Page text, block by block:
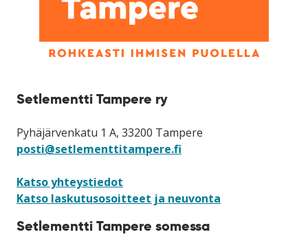
Setlementti Tampere ry
Pyhäjärvenkatu 1 A, 33200 Tampere
posti@setlementtitampere.fi
Katso yhteystiedot
Katso laskutusosoitteet ja neuvonta
Setlementti Tampere somessa